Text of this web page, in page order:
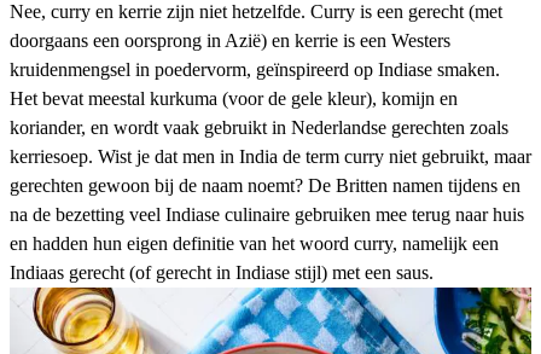
Nee, curry en kerrie zijn niet hetzelfde. Curry is een gerecht (met
doorgaans een oorsprong in Azië) en kerrie is een Westers
kruidenmengsel in poedervorm, geïnspireerd op Indiase smaken.
Het bevat meestal kurkuma (voor de gele kleur), komijn en
koriander, en wordt vaak gebruikt in Nederlandse gerechten zoals
kerriesoep. Wist je dat men in India de term curry niet gebruikt, maar
gerechten gewoon bij de naam noemt? De Britten namen tijdens en
na de bezetting veel Indiase culinaire gebruiken mee terug naar huis
en hadden hun eigen definitie van het woord curry, namelijk een
Indiaas gerecht (of gerecht in Indiase stijl) met een saus.